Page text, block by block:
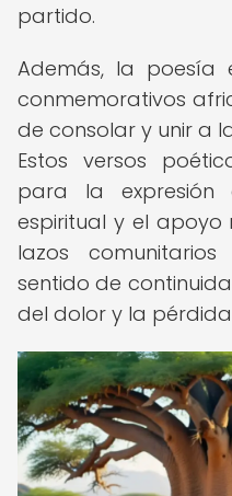
partido.
Además, la poesía
conmemorativos
de consolar y unir a
Estos versos
para la expresión
espiritual y el apoyo
lazos
sentido de
del dolor y la